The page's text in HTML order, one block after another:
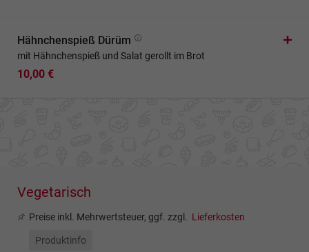
Hähnchenspieß Dürüm
mit Hähnchenspieß und Salat gerollt im Brot
10,00 €
Vegetarisch
Preise inkl. Mehrwertsteuer, ggf. zzgl. Lieferkosten
Produktinfo